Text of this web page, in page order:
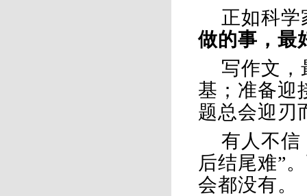
正如科学
做的事，最
写作文，
基；准备迎
题总会迎刃
有人不信
后结尾难”
会都没有。